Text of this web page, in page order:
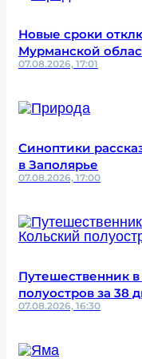
Новые сроки
Мурманской
07.08.2026, 17:01
Синоптики
в Заполярье
07.08.2026, 17:00
Путешественник
полуостров за 38
07.08.2026, 16:30